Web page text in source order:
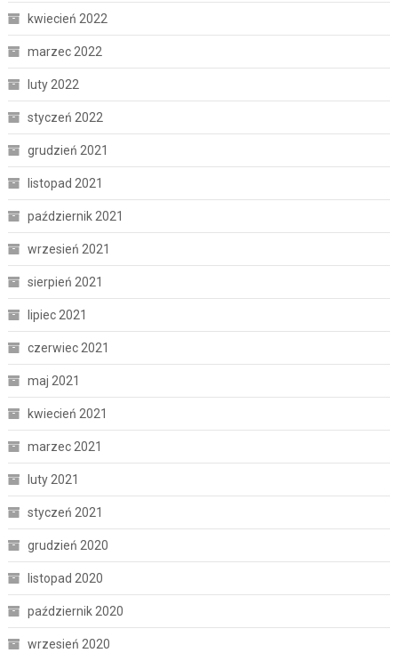
kwiecień 2022
marzec 2022
luty 2022
styczeń 2022
grudzień 2021
listopad 2021
październik 2021
wrzesień 2021
sierpień 2021
lipiec 2021
czerwiec 2021
maj 2021
kwiecień 2021
marzec 2021
luty 2021
styczeń 2021
grudzień 2020
listopad 2020
październik 2020
wrzesień 2020